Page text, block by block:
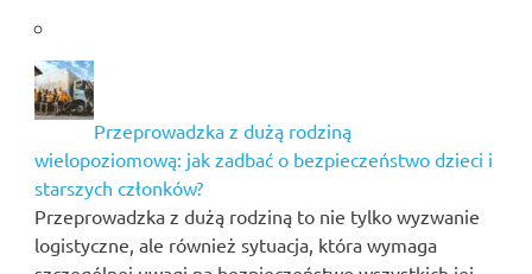
Przeprowadzka z dużą rodziną
wielopoziomową: jak zadbać o bezpieczeństwo dzieci i
starszych członków?
Przeprowadzka z dużą rodziną to nie tylko wyzwanie
logistyczne, ale również sytuacja, która wymaga